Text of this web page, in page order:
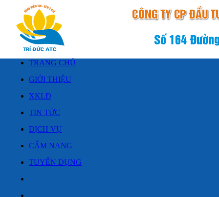
TRANG CHỦ
GIỚI THIỆU
XKLĐ
TIN TỨC
DỊCH VỤ
CẨM NANG
TUYỂN DỤNG